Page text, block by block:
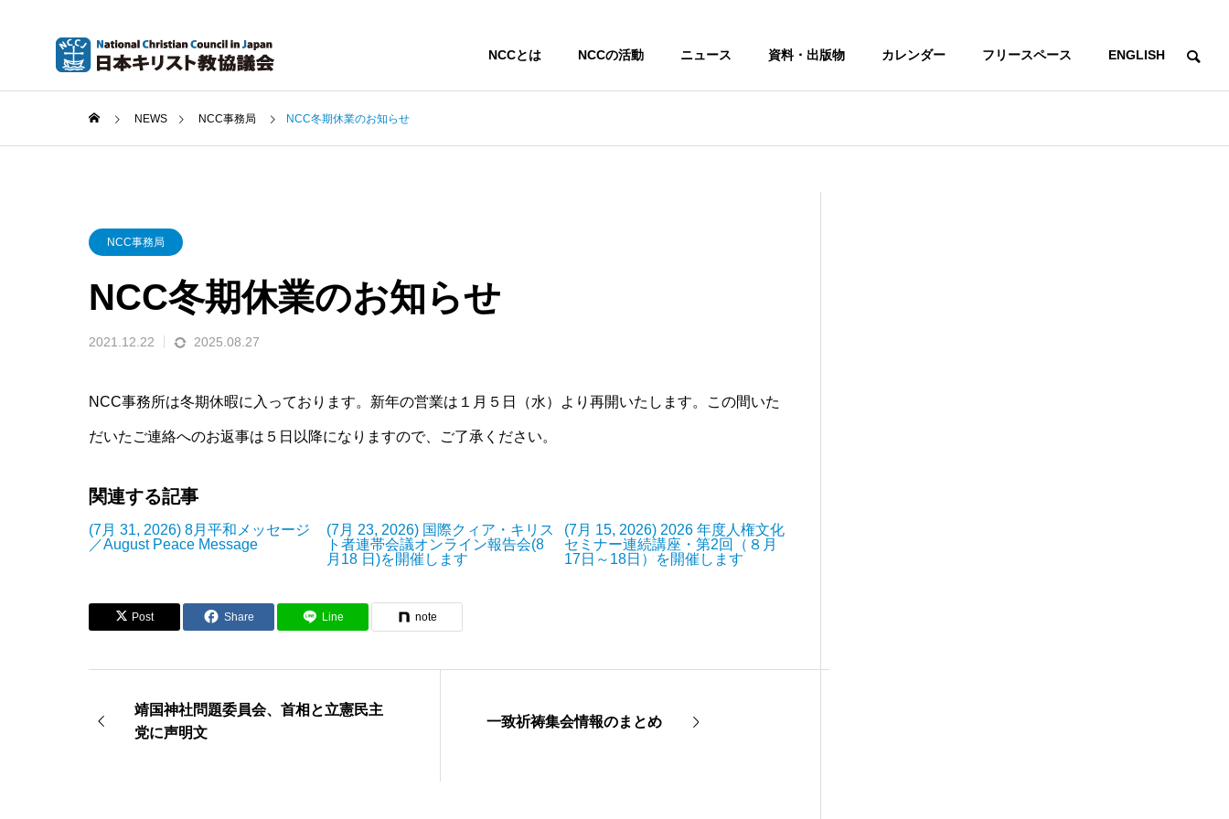
NCCとは NCCの活動 ニュース 資料・出版物 カレンダー フリースペース ENGLISH
NEWS NCC事務局 NCC冬期休業のお知らせ
NCC事務局
NCC冬期休業のお知らせ
2021.12.22 2025.08.27
NCC事務所は冬期休暇に入っております。新年の営業は１月５日（水）より再開いたします。この間いた
だいたご連絡へのお返事は５日以降になりますので、ご了承ください。
関連する記事
(7月 31, 2026) 8月平和メッセージ
／August Peace Message
(7月 23, 2026) 国際クィア・キリス
ト者連帯会議オンライン報告会(8
月18 日)を開催します
(7月 15, 2026) 2026 年度人権文化
セミナー連続講座・第2回（８月
17日～18日）を開催します
Post Share Line note
靖国神社問題委員会、首相と立憲民主
党に声明文
一致祈祷集会情報のまとめ